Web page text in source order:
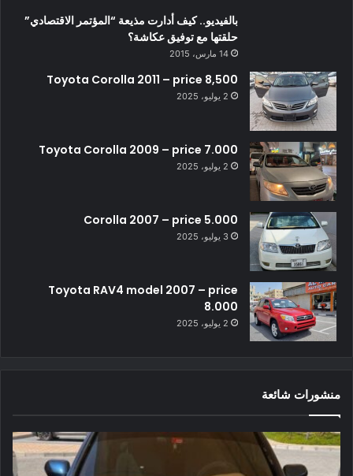
بالفيديو.. كيف أدارت مذيعة “المؤتمر الاقتصادي”
حلقتها مع توفيق عكاشة؟
14 مارس، 2015
Toyota Corolla 2011 – price 8,500
2 يوليو، 2025
Toyota Corolla 2009 – price 7.000
2 يوليو، 2025
Corolla 2007 – price 5.000
3 يوليو، 2025
Toyota RAV4 model 2007 – price
8.000
2 يوليو، 2025
منشورات شائعة